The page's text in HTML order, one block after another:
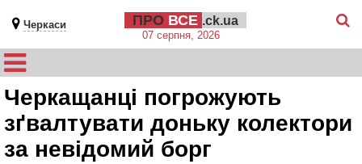
Черкаси ПРО ВСЕ .ck.ua
07 серпня, 2026
Черкащанці погрожують
зґвалтувати доньку колектори
за невідомий борг